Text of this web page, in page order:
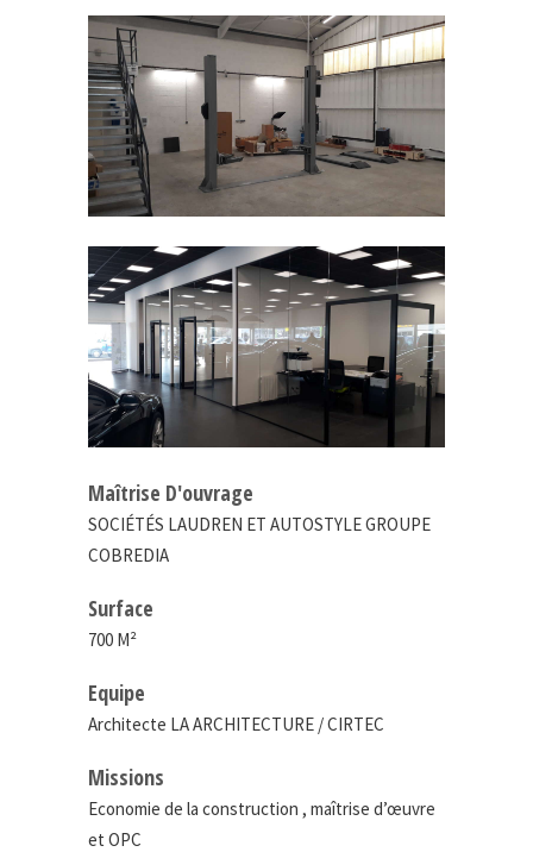
Maîtrise D'ouvrage
SOCIÉTÉS LAUDREN ET AUTOSTYLE GROUPE
COBREDIA
Surface
700 M²
Equipe
Architecte LA ARCHITECTURE / CIRTEC
Missions
Economie de la construction , maîtrise d’œuvre
et OPC